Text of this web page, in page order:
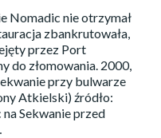
Nomadic nie otrzymał
zbankrutowała,
przez Port
do złomowania. 2000,
przy bulwarze
Atkielski) źródło:
Sekwanie przed